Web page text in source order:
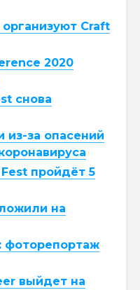
Craft
2020
снова
из-за опасений
пройдёт 5
на
фоторепортаж
выйдет на